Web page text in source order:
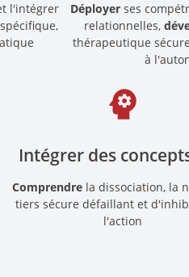
l'intégrer
Déployer ses
relationnelles,
thérapeutique
à
psychology
Intégrer des
Comprendre la dissociation, la
tiers sécure défaillant et
l'action